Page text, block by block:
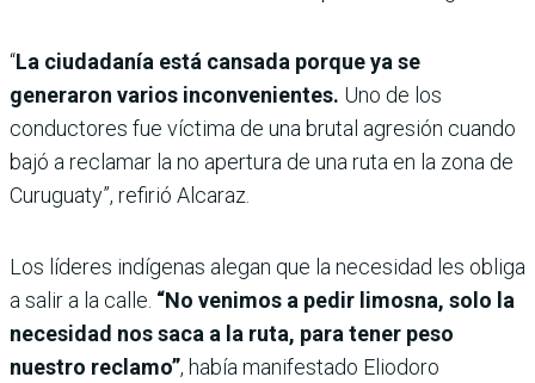
“La ciudadanía está cansada porque ya se
generaron varios inconvenientes. Uno de los
conductores fue víctima de una brutal agresión cuando
bajó a reclamar la no apertura de una ruta en la zona de
Curuguaty”, refirió Alcaraz.
Los líderes indígenas alegan que la necesidad les obliga
a salir a la calle. “No venimos a pedir limosna, solo la
necesidad nos saca a la ruta, para tener peso
nuestro reclamo”, había manifestado Eliodoro